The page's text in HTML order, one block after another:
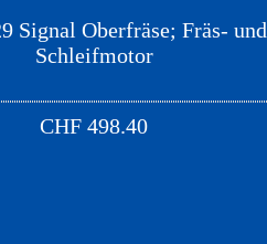
Signal Oberfräse; Fräs- und
Schleifmotor
CHF 498.40